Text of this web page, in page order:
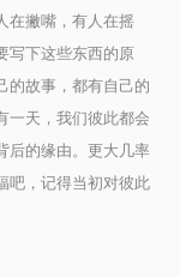
在撇嘴，有人在摇
写下这些东西的原
的故事，都有自己的
一天，我们彼此都会
后的缘由。更大几率
吧，记得当初对彼此